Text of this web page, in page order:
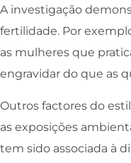
A investigação
fertilidade. Por
as mulheres que
engravidar do que as
Outros factores do
as exposições
tem sido associada à